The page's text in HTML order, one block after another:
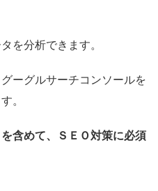
を分析できます。
ーグルサーチコンソールを
。
含めて、ＳＥＯ対策に必須